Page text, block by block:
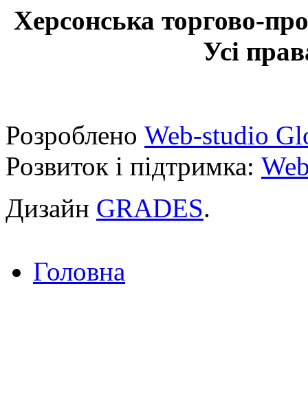
Херсонська торгово-
Усі
Розроблено Web-studio
Розвиток і підтримка:
Дизайн GRADES.
Головна